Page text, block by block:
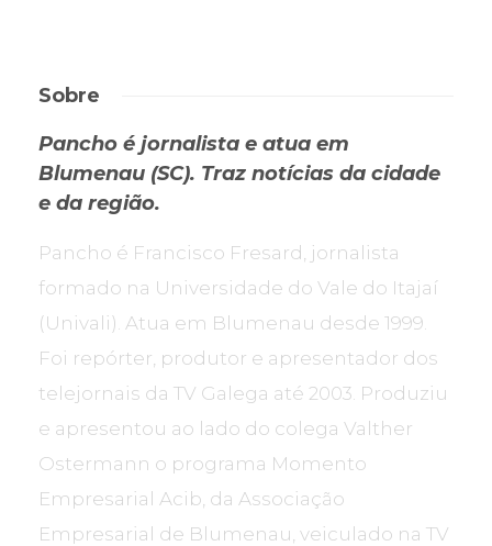
Sobre
Pancho é jornalista e atua em
Blumenau (SC). Traz notícias da cidade
e da região.
Pancho é Francisco Fresard, jornalista
formado na Universidade do Vale do Itajaí
(Univali). Atua em Blumenau desde 1999.
Foi repórter, produtor e apresentador dos
telejornais da TV Galega até 2003. Produziu
e apresentou ao lado do colega Valther
Ostermann o programa Momento
Empresarial Acib, da Associação
Empresarial de Blumenau, veiculado na TV